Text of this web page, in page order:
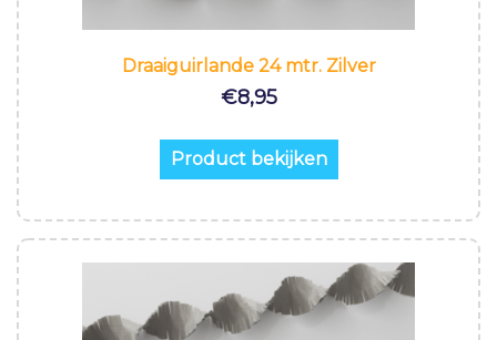
Draaiguirlande 24 mtr. Zilver
€8,95
Product bekijken